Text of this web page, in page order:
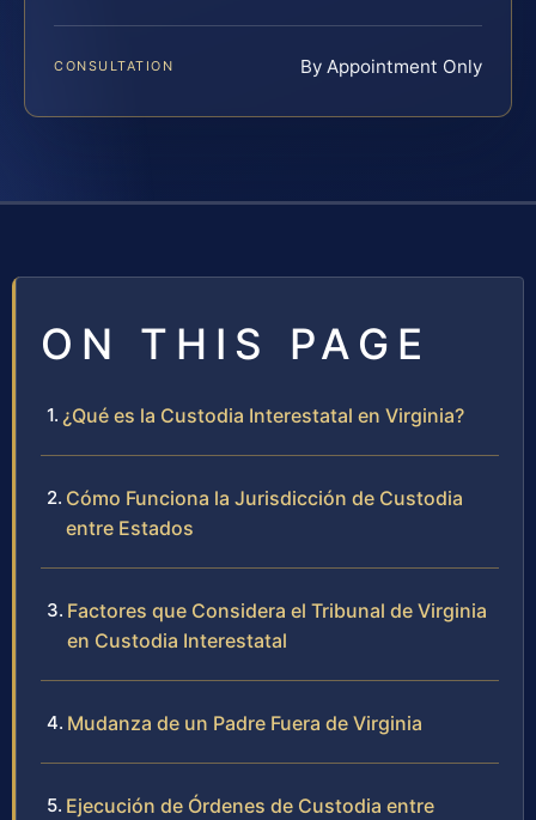
CONSULTATION By Appointment Only
ON THIS PAGE
¿Qué es la Custodia Interestatal en Virginia?
Cómo Funciona la Jurisdicción de Custodia
entre Estados
Factores que Considera el Tribunal de Virginia
en Custodia Interestatal
Mudanza de un Padre Fuera de Virginia
Ejecución de Órdenes de Custodia entre